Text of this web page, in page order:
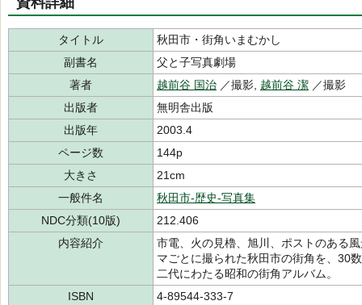
タイトル
秋田市・街角いまむかし
副書名
父と子写真劇場
著者
越前谷 国治 ／撮影, 越前谷 潔 ／撮影
出版者
無明舎出版
出版年
2003.4
ページ数
144p
大きさ
21cm
一般件名
秋田市-歴史-写真集
NDC分類(10版)
212.406
内容紹介
市電、火の見櫓、旭川、ポストのある
マごとに撮られた秋田市の街角を、30
二代にわたる昭和の街角アルバム。
ISBN
4-89544-333-7